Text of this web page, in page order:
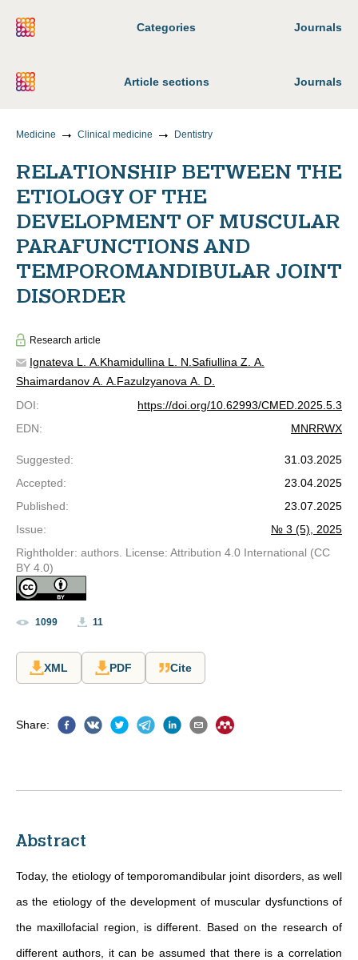
Categories Journals
Article sections Journals
Medicine Clinical medicine Dentistry
RELATIONSHIP BETWEEN THE
ETIOLOGY OF THE
DEVELOPMENT OF MUSCULAR
PARAFUNCTIONS AND
TEMPOROMANDIBULAR JOINT
DISORDER
Research article
Ignateva L. A. Khamidullina L. N. Safiullina Z. A.
Shaimardanov A. A. Fazulzyanova A. D.
DOI:
https://doi.org/10.62993/CMED.2025.5.3
EDN: MNRRWX
Suggested:
31.03.2025
Accepted:
23.04.2025
Published:
23.07.2025
Issue:
№ 3 (5), 2025
Rightholder: authors. License: Attribution 4.0 International (CC
BY 4.0)
1099 11
XML PDF Cite
Share:
Abstract
Today, the etiology of temporomandibular joint disorders, as well
as the etiology of the development of muscular dysfunctions of
the maxillofacial region, is different. Based on the research of
different authors, it can be assumed that there is a correlation